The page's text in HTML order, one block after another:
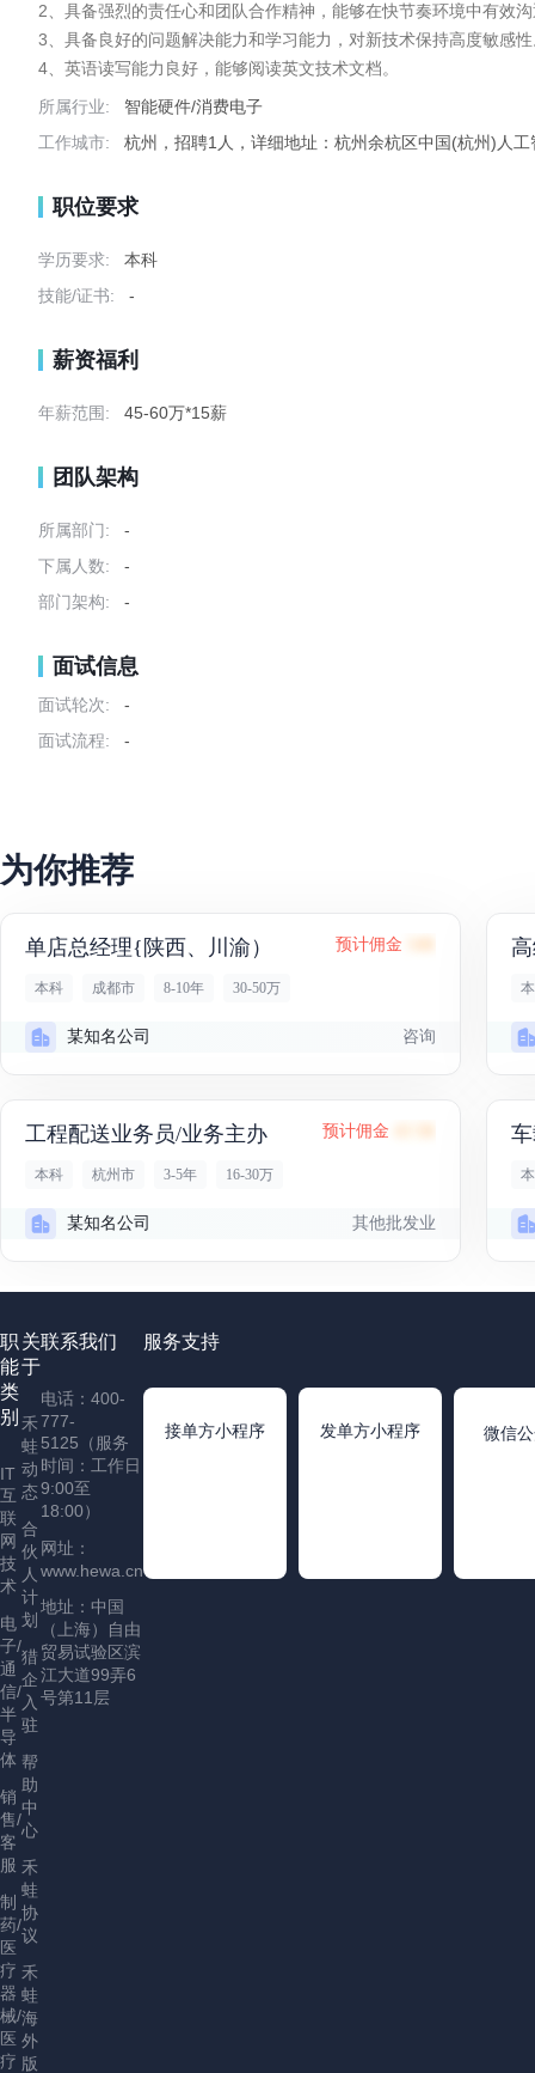
2、具备强烈的责任心和团队合作精神，能够在快节奏环境中有效
3、具备良好的问题解决能力和学习能力，对新技术保持高度敏感
4、英语读写能力良好，能够阅读英文技术文档。
所属行业:
智能硬件/消费电子
工作城市:
杭州，招聘1人，详细地址：杭州余杭区中国(杭州)人
职位要求
学历要求:
本科
技能/证书:
-
薪资福利
年薪范围: 45-60万*15薪
团队架构
所属部门:
-
下属人数:
-
部门架构:
-
面试信息
面试轮次:
-
面试流程:
-
为你推荐
单店总经理{陕西、川渝） 预计佣金
本科 成都市 8-10年 30-50万
某知名公司 咨询
工程配送业务员/业务主办 预计佣金
本科 杭州市 3-5年 16-30万
某知名公司 其他批发业
职
能
类
别
IT
互
联
网
技
术
电
子/
通
信/
半
导
体
销
售/
客
服
制
药/
医
疗
器
械/
医
疗
关
于
禾
蛙
动
态
合
伙
人
计
划
猎
企
入
驻
帮
助
中
心
禾
蛙
协
议
禾
蛙
海
外
版
联系我们
电话：400-
777-
5125（服务
时间：工作日
9:00至
18:00）
网址：
www.hewa.cn
地址：中国
（上海）自由
贸易试验区滨
江大道99弄6
号第11层
服务支持
接单方小程序 发单方小程序 微信